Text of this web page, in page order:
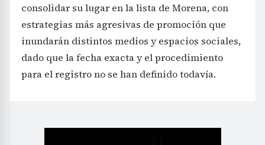
consolidar su lugar en la lista de Morena, con
estrategias más agresivas de promoción que
inundarán distintos medios y espacios sociales,
dado que la fecha exacta y el procedimiento
para el registro no se han definido todavía.